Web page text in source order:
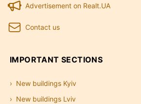
Advertisement on Realt.UA
Contact us
IMPORTANT SECTIONS
New buildings Kyiv
New buildings Lviv